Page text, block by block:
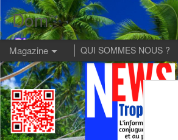
Dom:
Magazine QUI SOMMES NOUS ?